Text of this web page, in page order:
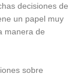
decisiones de
un papel muy
manera de
sobre